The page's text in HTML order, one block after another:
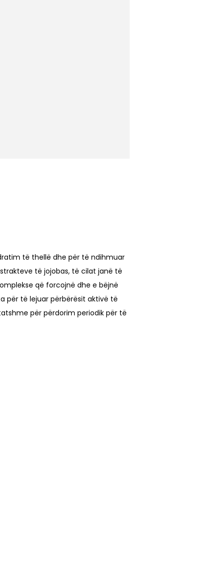
të thellë dhe për të ndihmuar
të jojobas, të cilat janë të
që forcojnë dhe e bëjnë
për të lejuar përbërësit aktivë të
për përdorim periodik për të